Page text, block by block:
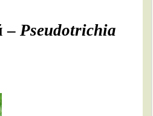
– Pseudotrichia